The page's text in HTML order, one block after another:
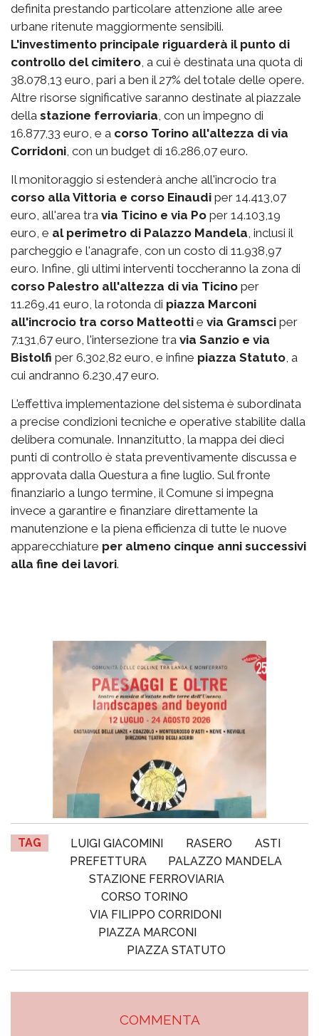
definita prestando particolare attenzione alle aree
urbane ritenute maggiormente sensibili.
L'investimento principale riguarderà il punto di
controllo del cimitero , a cui è destinata una quota di
38.078,13 euro, pari a ben il 27% del totale delle opere.
Altre risorse significative saranno destinate al piazzale
della stazione ferroviaria , con un impegno di
16.877,33 euro, e a corso Torino all'altezza di via
Corridoni , con un budget di 16.286,07 euro.
Il monitoraggio si estenderà anche all'incrocio tra
corso alla Vittoria e corso Einaudi per 14.413,07
euro, all'area tra via Ticino e via Po per 14.103,19
euro, e al perimetro di Palazzo Mandela , inclusi il
parcheggio e l'anagrafe, con un costo di 11.938,97
euro. Infine, gli ultimi interventi toccheranno la zona di
corso Palestro all'altezza di via Ticino per
11.269,41 euro, la rotonda di piazza Marconi
all'incrocio tra corso Matteotti e via Gramsci per
7.131,67 euro, l'intersezione tra via Sanzio e via
Bistolfi per 6.302,82 euro, e infine piazza Statuto , a
cui andranno 6.230,47 euro.
L'effettiva implementazione del sistema è subordinata
a precise condizioni tecniche e operative stabilite dalla
delibera comunale. Innanzitutto, la mappa dei dieci
punti di controllo è stata preventivamente discussa e
approvata dalla Questura a fine luglio. Sul fronte
finanziario a lungo termine, il Comune si impegna
invece a garantire e finanziare direttamente la
manutenzione e la piena efficienza di tutte le nuove
apparecchiature per almeno cinque anni successivi
alla fine dei lavori.
TAG LUIGI GIACOMINI RASERO
ASTI
PREFETTURA
PALAZZO MANDELA
STAZIONE FERROVIARIA
CORSO TORINO
VIA FILIPPO CORRIDONI
PIAZZA MARCONI
PIAZZA STATUTO
COMMENTA